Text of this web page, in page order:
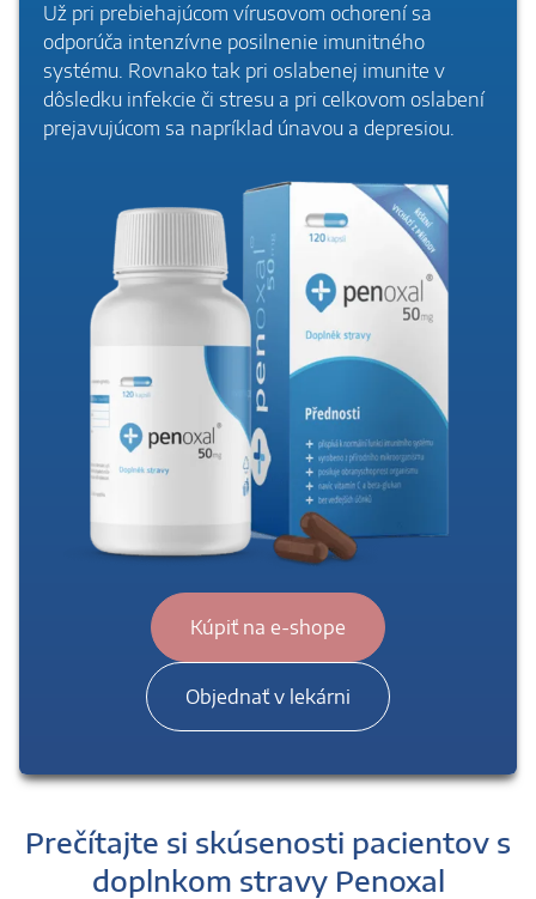
Už pri prebiehajúcom vírusovom ochorení sa
odporúča intenzívne posilnenie imunitného
systému. Rovnako tak pri oslabenej imunite v
dôsledku infekcie či stresu a pri celkovom oslabení
prejavujúcom sa napríklad únavou a depresiou.
Kúpiť na e-shope
Objednať v lekárni
Prečítajte si skúsenosti pacientov s
doplnkom stravy Penoxal